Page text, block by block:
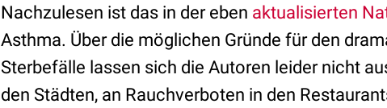
Nachzulesen ist das in der eben aktualisierten
Asthma. Über die möglichen Gründe für den
Sterbefälle lassen sich die Autoren leider nicht
den Städten, an Rauchverboten in den